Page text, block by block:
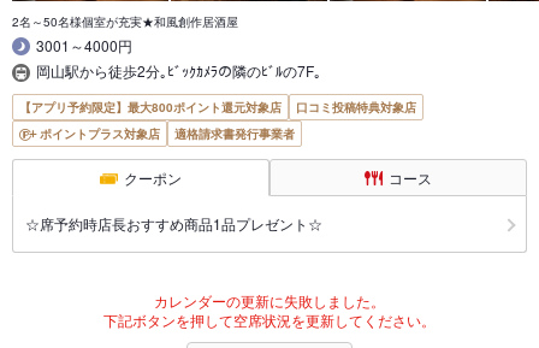
2名～50名様個室が充実★和風創作居酒屋
3001～4000円
岡山駅から徒歩2分｡ﾋﾞｯｸｶﾒﾗの隣のﾋﾞﾙの7F｡
【アプリ予約限定】最大800ポイント還元対象店
口コミ投稿特典対象店
ポイントプラス対象店
適格請求書発行事業者
クーポン コース
☆席予約時店長おすすめ商品1品プレゼント☆
カレンダーの更新に失敗しました。
下記ボタンを押して空席状況を更新してください。